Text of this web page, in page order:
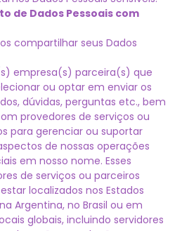
de Dados Pessoais com
compartilhar seus Dados
empresa(s) parceira(s) que
ou optar em enviar os
dúvidas, perguntas etc., bem
provedores de serviços ou
para gerenciar ou suportar
de nossas operações
em nosso nome. Esses
de serviços ou parceiros
localizados nos Estados
Argentina, no Brasil ou em
globais, incluindo servidores